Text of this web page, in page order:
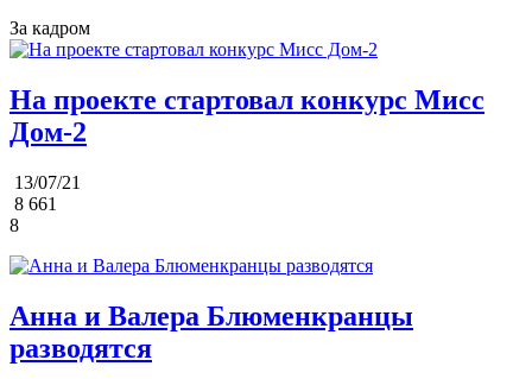
За кадром
На проекте стартовал конкурс Мисс
Дом-2
13/07/21
8 661
8
Анна и Валера Блюменкранцы
разводятся